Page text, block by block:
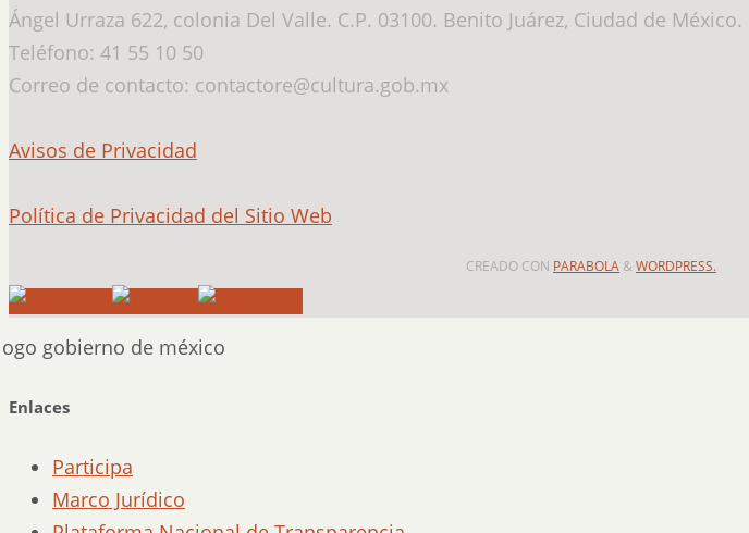
Ángel Urraza 622, colonia Del Valle. C.P. 03100. Benito Juárez, Ciudad de México.
Teléfono: 41 55 10 50
Correo de contacto: contactore@cultura.gob.mx
Avisos de Privacidad
Política de Privacidad del Sitio Web
CREADO CON PARABOLA & WORDPRESS.
Enlaces
Participa
Marco Jurídico